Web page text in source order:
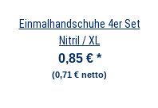
Einmalhandschuhe 4er Set
Nitril / XL
0,85 € *
(0,71 € netto)